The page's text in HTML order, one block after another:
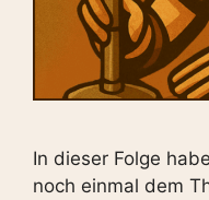
In dieser Folge
noch einmal dem